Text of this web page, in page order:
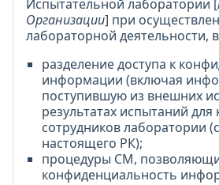
Испытательной лаборатории [
Организации] при
лабораторной деятельности,
разделение доступа к
информации (включая
поступившую из внешних
результатах испытаний для
сотрудников лаборатории
настоящего РК);
процедуры СМ,
конфиденциальность